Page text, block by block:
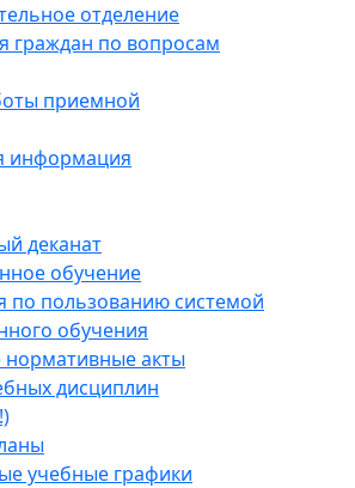
отделение
граждан по вопросам
приемной
информация
деканат
обучение
по пользованию системой
обучения
акты
дисциплин
учебные графики